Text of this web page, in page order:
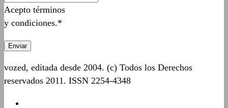
Acepto términos
y condiciones.*
vozed, editada desde 2004. (c) Todos los Derechos
reservados 2011. ISSN 2254-4348